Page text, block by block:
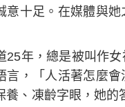
意十足。在媒體與
25年，總是被叫作
言，「人活著怎麼
養、凍齡字眼，她